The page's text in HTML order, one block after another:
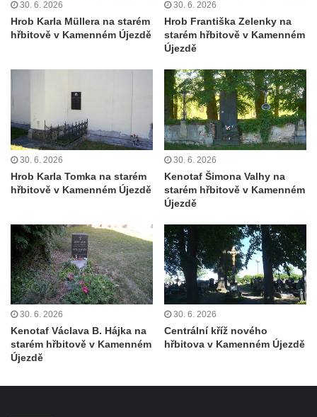
koncentračního tábora v Tovární ulici v
Rychnově u Jablonce nad Nisou
Kenotaf Alfreda Langa na hřbitově v Krásné
Kenotaf Emila Posselta na hřbitově v
Kenotaf Edmunda Andera na hřbitově v
Krásné u Pěnčína
Hřbitovní kaple rodiny Fiedler na hřbitově v
Teplicích nad Metují
Kenotaf Franze Ruseho na hřbitově v
Teplicích nad Metují
Pomník obětem 2. světové války na hřbitově
v Teplicích nad Metují
Hrob Waltera Hilleho na hřbitově ve Vlčí
Kenotaf Oskara Ringelhana na hřbitově v
Benešově nad Ploučnicí
Benešově nad Ploučnicí
30. 6. 2026
Hrob Karla Müllera na starém
hřbitově v Kamenném Újezdě
30. 6. 2026
Hrob Františka Zelenky na
starém hřbitově v Kamenném
Újezdě
30. 6. 2026
Hrob Karla Tomka na starém
hřbitově v Kamenném Újezdě
30. 6. 2026
Kenotaf Šimona Valhy na
starém hřbitově v Kamenném
Újezdě
30. 6. 2026
Kenotaf Václava B. Hájka na
starém hřbitově v Kamenném
Újezdě
30. 6. 2026
Centrální kříž nového
hřbitova v Kamenném Újezdě